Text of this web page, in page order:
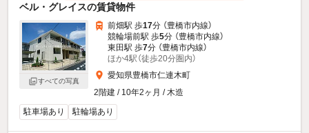
ベル・グレイスの賃貸物件
すべての写真
前畑駅 歩17分 （豊橋市内線）
競輪場前駅 歩5分 （豊橋市内線）
東田駅 歩7分 （豊橋市内線）
ほか4駅（徒歩20分圏内）
愛知県豊橋市仁連木町
2階建 / 10年2ヶ月 / 木造
駐車場あり
駐輪場あり